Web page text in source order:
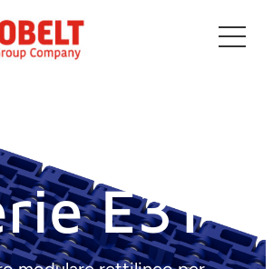
E31